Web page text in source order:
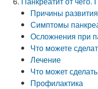
Причины
Симптомы
Осложнения при
Что можете
Лечение
Что может
Профилактика